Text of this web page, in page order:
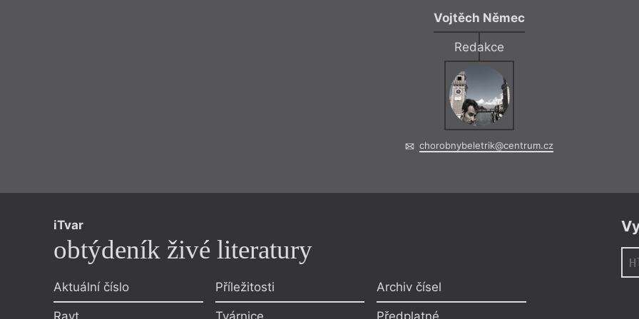
Vojtěch Němec
Redakce
chorobnybeletrik@centrum.cz
iTvar
obtýdeník živé literatury
Aktuální číslo Příležitosti Archiv čísel